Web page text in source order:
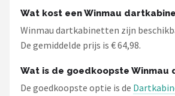
Wat kost een Winmau
Winmau dartkabinetten zijn
De gemiddelde prijs is € 64,98.
Wat is de goedkoopste Winmau
De goedkoopste optie is de